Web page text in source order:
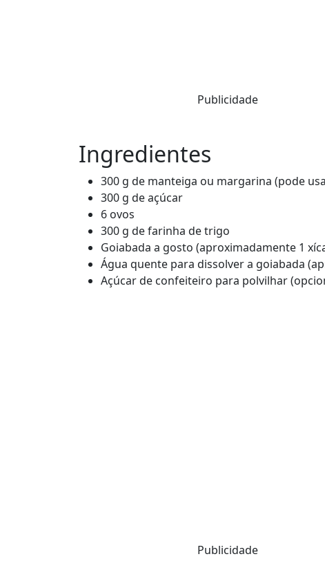
Publicidade
Ingredientes
300 g de manteiga ou margarina (pode
300 g de açúcar
6 ovos
300 g de farinha de trigo
Goiabada a gosto (aproximadamente 1
Água quente para dissolver a goiabada
Açúcar de confeiteiro para polvilhar
Publicidade